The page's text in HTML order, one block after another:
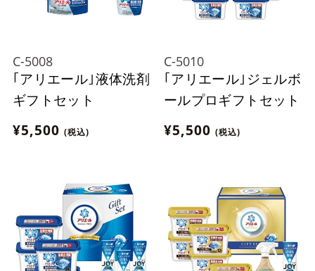
C-5008
｢アリエール｣液体洗剤
ギフトセット
¥5,500 (税込)
C-5010
｢アリエール｣ジェルボ
ールプロギフトセット
¥5,500 (税込)